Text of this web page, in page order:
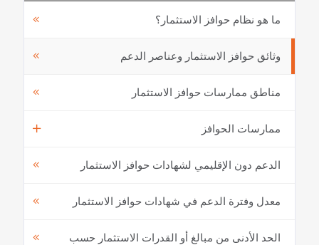
ما هو نظام حوافز الاستثمار؟
وثائق حوافز الاستثمار وعناصر الدعم
مناطق ممارسات حوافز الاستثمار
ممارسات الحوافز
الدعم دون الإقليمي لشهادات حوافز الاستثمار
معدل وفترة الدعم في شهادات حوافز الاستثمار
الحد الأدنى من مبالغ أو القدرات الاستثمار حسب